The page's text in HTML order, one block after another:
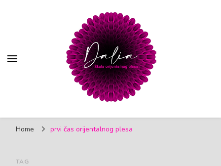
Trbušni ples | Škola
orijentalnog plesa Dalia
Škola orijentalnog (trbušnog) plesa, Pančevo
Home prvi čas orijentalnog plesa
TAG